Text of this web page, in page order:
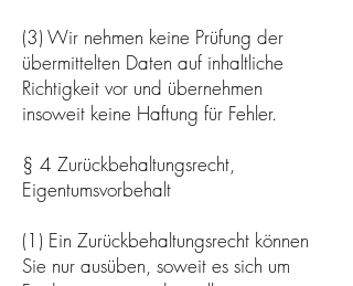
(3) Wir nehmen keine Prüfung der
übermittelten Daten auf inhaltliche
Richtigkeit vor und übernehmen
insoweit keine Haftung für Fehler.
§ 4 Zurückbehaltungsrecht,
Eigentumsvorbehalt
(1) Ein Zurückbehaltungsrecht können
Sie nur ausüben, soweit es sich um